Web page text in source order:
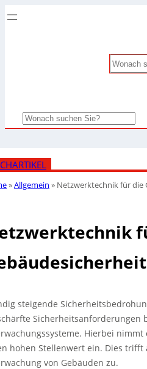
Search
Search
»Allgemein » Netzwerktechnik für die
steigende
Sicherheitsanforderungen
Hierbei
hohen Stellenwert ein. Dies
von Gebäuden zu.